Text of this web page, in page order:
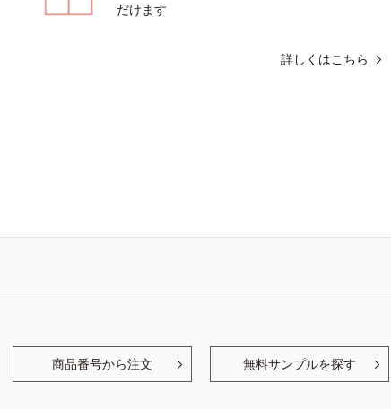
だけます
詳しくはこちら
商品番号から注文 無料サンプルを探す